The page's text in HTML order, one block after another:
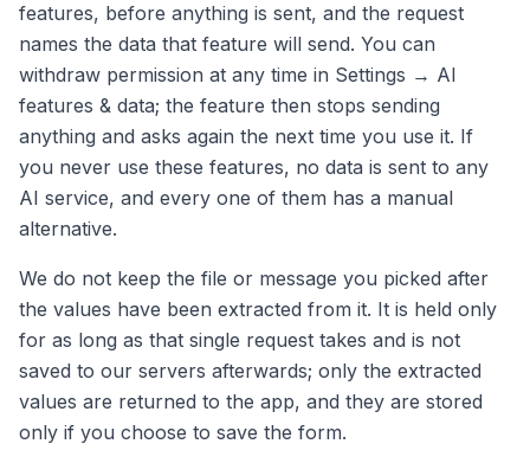
features, before anything is sent, and the request
names the data that feature will send. You can
withdraw permission at any time in Settings → AI
features & data; the feature then stops sending
anything and asks again the next time you use it. If
you never use these features, no data is sent to any
AI service, and every one of them has a manual
alternative.
We do not keep the file or message you picked after
the values have been extracted from it. It is held only
for as long as that single request takes and is not
saved to our servers afterwards; only the extracted
values are returned to the app, and they are stored
only if you choose to save the form.